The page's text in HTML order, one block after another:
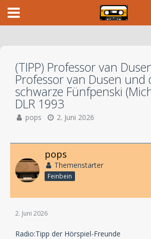
(TIPP) Professor van
Professor van Dusen und
schwarze Fünfpenski
DLR 1993
pops 2. Juni 2026
pops
Themenstarter
Feinbein
2. Juni 2026
Radio:Tipp der Hörspiel-Freunde